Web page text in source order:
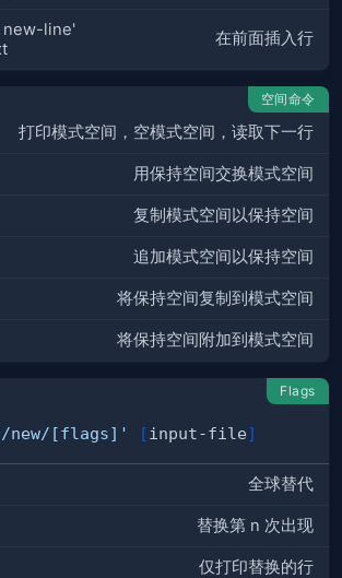
new-line'
在前面插入行
空间命令
打印模式空间，空模式空间，读取下一行
用保持空间交换模式空间
复制模式空间以保持空间
追加模式空间以保持空间
将保持空间复制到模式空间
将保持空间附加到模式空间
Flags
new/[flags]' [ input-file]
全球替代
替换第 n 次出现
仅打印替换的行